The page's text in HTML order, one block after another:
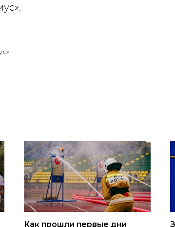
Как прошли первые дни